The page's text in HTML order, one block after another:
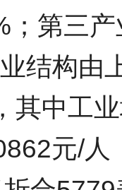
；第三
结构由
其中工
元/